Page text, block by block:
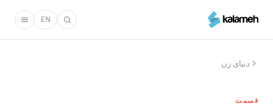
محتوای
EN
دنیای زن
قسمت